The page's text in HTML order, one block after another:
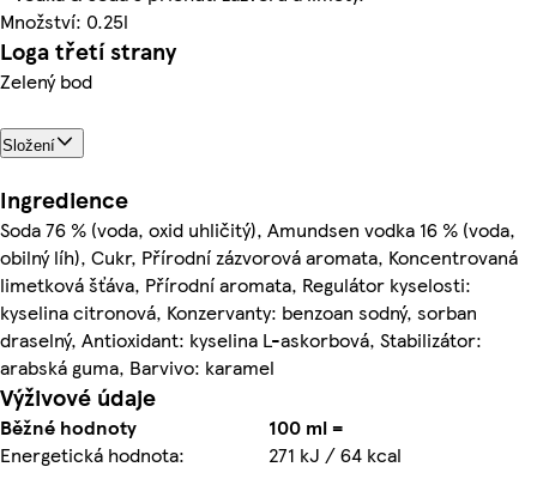
Množství: 0.25l
Loga třetí strany
Zelený bod
Složení
Ingredience
Soda 76 % (voda, oxid uhličitý), Amundsen vodka 16 % (voda,
obilný líh), Cukr, Přírodní zázvorová aromata, Koncentrovaná
limetková šťáva, Přírodní aromata, Regulátor kyselosti:
kyselina citronová, Konzervanty: benzoan sodný, sorban
draselný, Antioxidant: kyselina L-askorbová, Stabilizátor:
arabská guma, Barvivo: karamel
Výživové údaje
Běžné hodnoty
100 ml =
Energetická hodnota:
271 kJ / 64 kcal